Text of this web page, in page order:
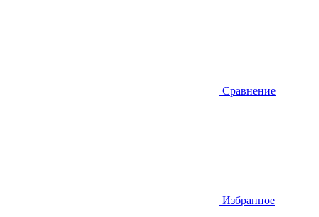
Сравнение
Избранное